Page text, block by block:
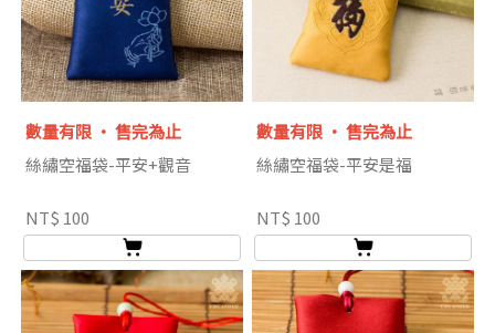
數量有限 ‧ 售完為止
絲繡空福袋-平安+觀音
NT$ 100
數量有限 ‧ 售完為止
絲繡空福袋-平安是福
NT$ 100